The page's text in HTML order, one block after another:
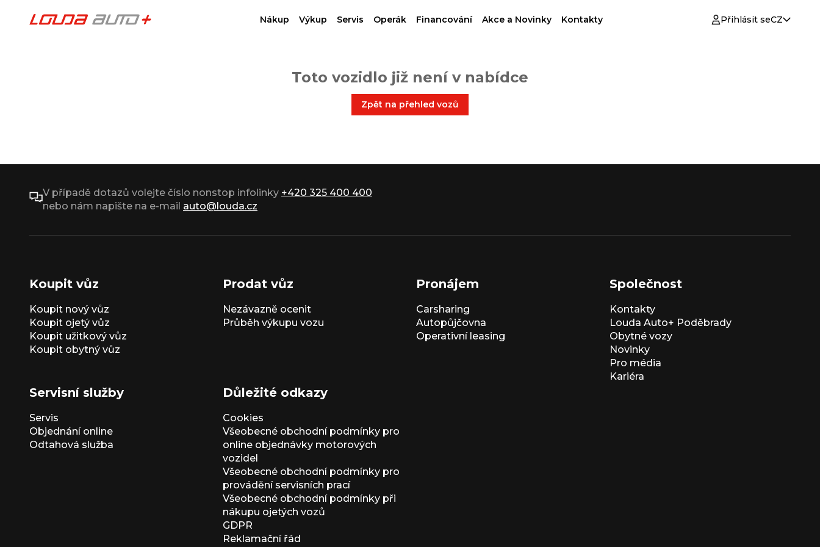
Nákup Výkup Servis Operák Financování Akce a Novinky Kontakty Přihlásit seCZ
Toto vozidlo již není v nabídce
Zpět na přehled vozů
V případě dotazů volejte číslo nonstop infolinky +420 325 400 400
nebo nám napište na e-mail auto@louda.cz
Koupit vůz
Koupit nový vůz
Koupit ojetý vůz
Koupit užitkový vůz
Koupit obytný vůz
Prodat vůz
Nezávazně ocenit
Průběh výkupu vozu
Pronájem
Carsharing
Autopůjčovna
Operativní leasing
Společnost
Kontakty
Louda Auto+ Poděbrady
Obytné vozy
Novinky
Pro média
Kariéra
Servisní služby
Servis
Objednání online
Odtahová služba
Důležité odkazy
Cookies
Všeobecné obchodní podmínky pro
online objednávky motorových
vozidel
Všeobecné obchodní podmínky pro
provádění servisních prací
Všeobecné obchodní podmínky při
nákupu ojetých vozů
GDPR
Reklamační řád